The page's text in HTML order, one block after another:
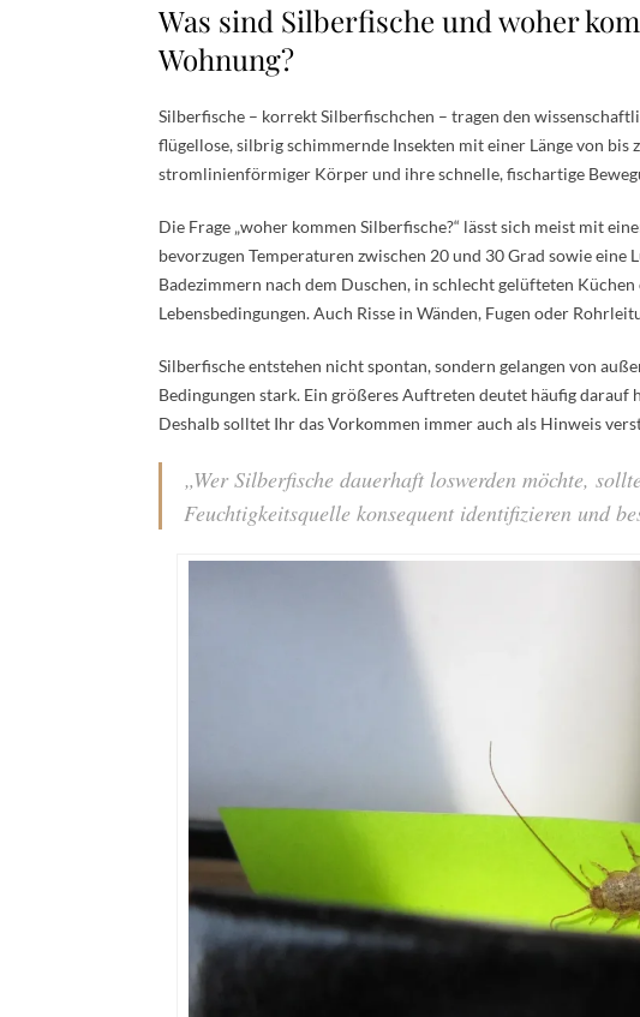
Was sind Silberfische und woher
Wohnung?
Silberfische – korrekt Silberfischchen – tragen den
flügellose, silbrig schimmernde Insekten mit einer Länge von
stromlinienförmiger Körper und ihre schnelle, fischartige
Die Frage „woher kommen Silberfische?“ lässt sich meist mit
bevorzugen Temperaturen zwischen 20 und 30 Grad sowie
Badezimmern nach dem Duschen, in schlecht gelüfteten
Lebensbedingungen. Auch Risse in Wänden, Fugen oder
Silberfische entstehen nicht spontan, sondern gelangen von
Bedingungen stark. Ein größeres Auftreten deutet häufig
Deshalb solltet Ihr das Vorkommen immer auch als Hinweis
„Wer Silberfische dauerhaft loswerden möchte,
Feuchtigkeitsquelle konsequent identifizieren und